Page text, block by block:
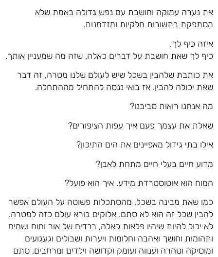
את נערה עמוקה וחושבת עם נפש גדולה באמת שלא
מסתפקת בתשובות חלקיות ומזדמנות.
איזה כיף לך.
כיף לך שאת חושבת על דברים כאלה, שזה מה שמעניין אותך.
את כותבת שלהבין בשכל שיש לעולם שלנו מטרה, זה דבר
שאת יכולה להבין. אז בואי ננסה להתחיל מההתחלה.
מה אנחנו רואות סביבנו?
שאלת את עצמך פעם איך עפות הציפורים?
אילו בתי גידול מאפיינים את הים התיכון?
מדוע חיים בעלי חיים מתחת לאבן?
המוח הוא אוטוסטרדת מידע. איך הוא פועל?
כמו שאת מבינה בשכל, מהסתכלות פשוטה על העולם אפשר
להבין שכל זה הוא לא סתם. אלוקים בורא עולם כזה למטרה.
לא יכול להיות שיהיו פלאות כאלה, רבדים של אור וחום ושמים
ותהומות וחושך ואהבה וחלומות ויערות ושבולים וגעגועים
ומוסיקה וטהרה וענווה ועומק וקדושה וילדים ומרחבים, סתם